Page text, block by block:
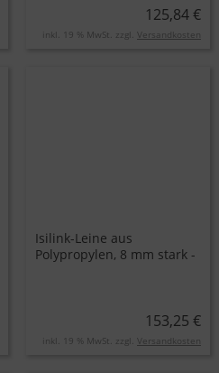
125,84 €
inkl. 19 % MwSt. zzgl. Versandkosten
Isilink-Leine aus
Polypropylen, 8 mm stark -
153,25 €
inkl. 19 % MwSt. zzgl. Versandkosten